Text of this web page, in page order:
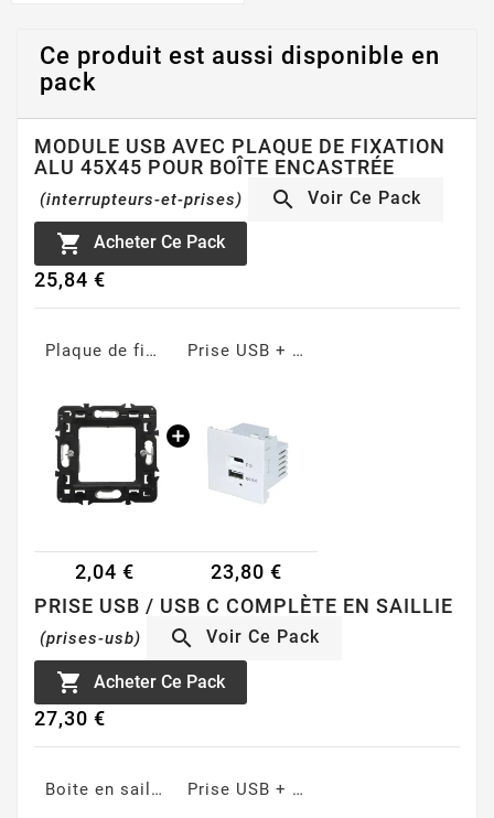
Ce produit est aussi disponible en
pack
MODULE USB AVEC PLAQUE DE FIXATION
ALU 45X45 POUR BOÎTE ENCASTRÉE
(interrupteurs-et-prises)  Voir Ce Pack
 Acheter Ce Pack
25,84 €
Plaque de fixation alu 45x45 pour boite encastrée
2,04 €
Prise USB + USB-C au format 45x45
23,80 €
PRISE USB / USB C COMPLÈTE EN SAILLIE
(prises-usb)  Voir Ce Pack
 Acheter Ce Pack
27,30 €
Boite en saillie 80x80mm universelle Prise USB + USB-C au format 45x45